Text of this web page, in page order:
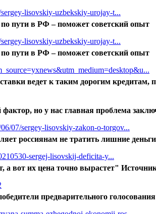
lisovskiy-uzbekskiy-urojay-t...
пути в РФ – поможет советский опыт
lisovskiy-uzbekskiy-urojay-t...
пути в РФ – поможет советский опыт
ведет к таким дорогим кредитам,
но у нас главная проблема
07/sergey-lisovskiy-zakon-o-torgov...
россиянам не тратить лишние
sergej-lisovskij-deficita-y...
вот их цена точно вырастет"
предварительного голосования